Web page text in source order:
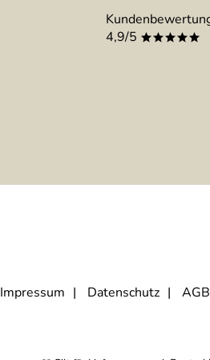
4,9/5 *****
Impressum Datenschutz AGB